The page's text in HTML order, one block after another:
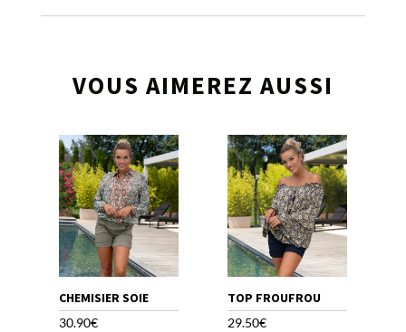
VOUS AIMEREZ AUSSI
CHEMISIER SOIE
30.90€
TOP FROUFROU
29.50€